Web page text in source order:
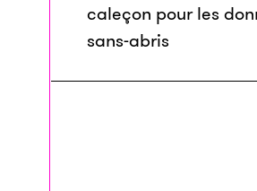
caleçon pour les
sans-abris